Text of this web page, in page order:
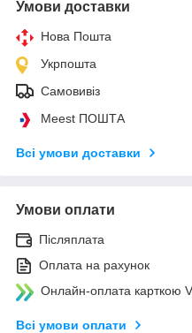
Умови доставки
Нова Пошта
Укрпошта
Самовивіз
Meest ПОШТА
Всі умови доставки
Умови оплати
Післяплата
Оплата на рахунок
Онлайн-оплата карткою
Всі умови оплати